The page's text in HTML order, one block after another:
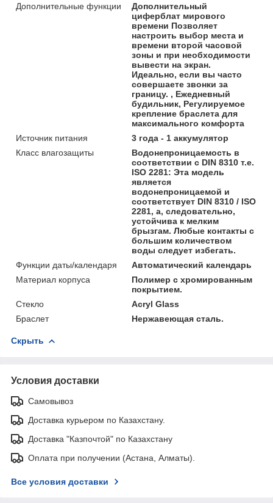
Дополнительные функции
Дополнительный
циферблат мирового
времени Позволяет
настроить выбор места и
времени второй часовой
зоны и при необходимости
вывести на экран.
Идеально, если вы часто
совершаете звонки за
границу. , Ежедневный
будильник, Регулируемое
крепление браслета для
максимального комфорта
Источник питания
3 года - 1 аккумулятор
Класс влагозащиты
Водонепроницаемость в
соответствии с DIN 8310 т.е.
ISO 2281: Эта модель
является
водонепроницаемой и
соответствует DIN 8310 / ISO
2281, а, следовательно,
устойчива к мелким
брызгам. Любые контакты с
большим количеством
воды следует избегать.
Функции даты/календаря
Автоматический календарь
Материал корпуса
Полимер с хромированным
покрытием.
Стекло
Acryl Glass
Браслет
Нержавеющая сталь.
Скрыть
Условия доставки
Самовывоз
Доставка курьером по Казахстану.
Доставка "Казпочтой" по Казахстану
Оплата при получении (Астана, Алматы).
Все условия доставки